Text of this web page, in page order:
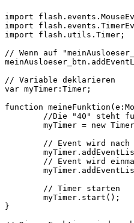
import
import
import flash.utils.Timer;
// Wenn auf
// Variable deklarieren
var myTimer:Timer;
function
}